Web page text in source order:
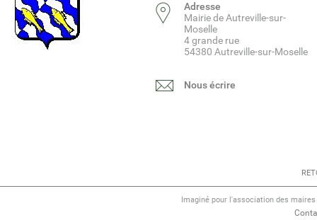
Adresse
Mairie de Autreville-sur-
Moselle
4 grande rue
54380 Autreville-sur-Moselle
Nous écrire
Imaginé pour l'association des